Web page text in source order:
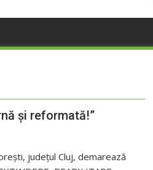
și reformată!”
judeţul Cluj, demarează